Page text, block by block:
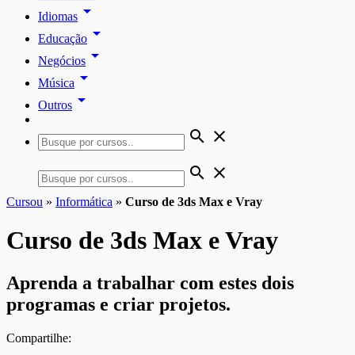
Idiomas arrow_drop_down
Educação arrow_drop_down
Negócios arrow_drop_down
Música arrow_drop_down
Outros arrow_drop_down
search close
search close
Cursou » Informática » Curso de 3ds Max e Vray
Curso de 3ds Max e Vray
Aprenda a trabalhar com estes dois
programas e criar projetos.
Compartilhe: